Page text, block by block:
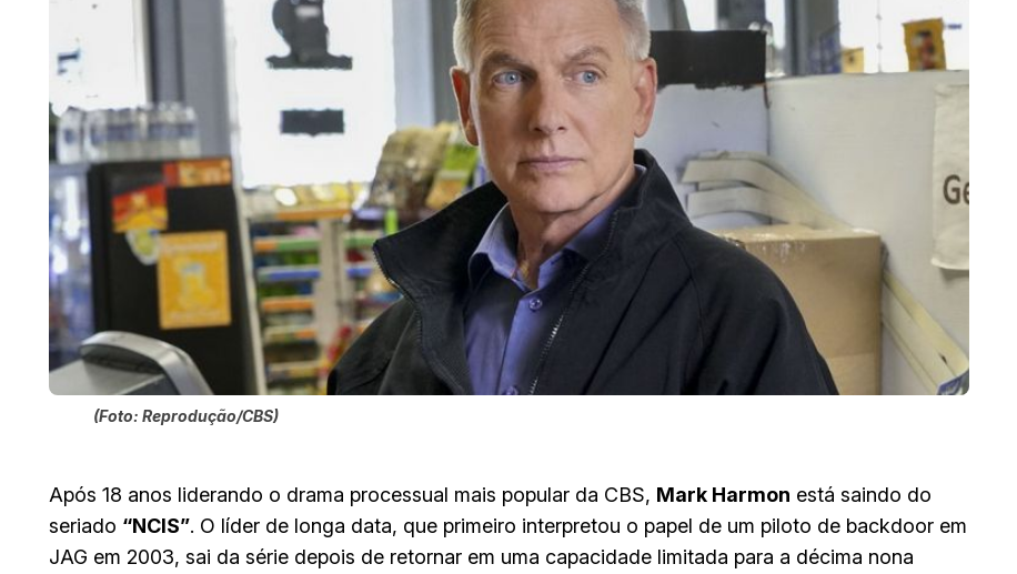
(Foto: Reprodução/CBS)
Após 18 anos liderando o drama processual mais popular da CBS, Mark Harmon está saindo do
seriado “NCIS”. O líder de longa data, que primeiro interpretou o papel de um piloto de backdoor em
JAG em 2003, sai da série depois de retornar em uma capacidade limitada para a décima nona